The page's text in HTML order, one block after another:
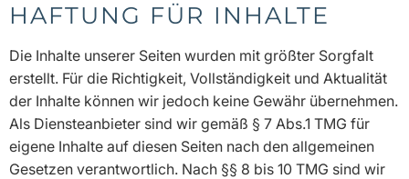
HAFTUNG FÜR INHALTE
Die Inhalte unserer Seiten wurden mit größter Sorgfalt
erstellt. Für die Richtigkeit, Vollständigkeit und Aktualität
der Inhalte können wir jedoch keine Gewähr übernehmen.
Als Diensteanbieter sind wir gemäß § 7 Abs.1 TMG für
eigene Inhalte auf diesen Seiten nach den allgemeinen
Gesetzen verantwortlich. Nach §§ 8 bis 10 TMG sind wir